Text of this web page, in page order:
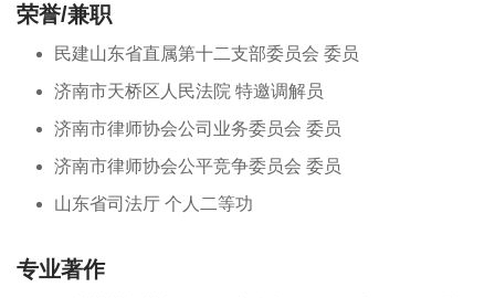
荣誉/兼职
民建山东省直属第十二支部委员会 委员
济南市天桥区人民法院 特邀调解员
济南市律师协会公司业务委员会 委员
济南市律师协会公平竞争委员会 委员
山东省司法厅 个人二等功
专业著作